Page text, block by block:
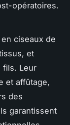
opératoires.
ciseaux de
et
fils. Leur
et affûtage,
des
garantissent